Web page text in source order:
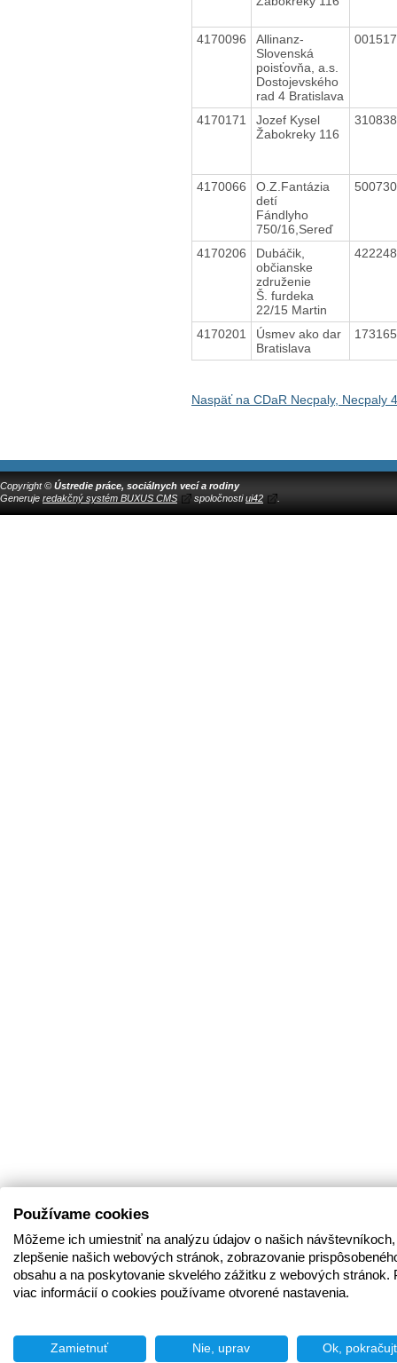
4170096
Allinanz-
Slovenská
poisťovňa, a.s.
Dostojevského
rad 4 Bratislava
4170171
Jozef Kysel
Žabokreky 116
4170066
O.Z.Fantázia
detí
Fándlyho
750/16,Sereď
4170206
Dubáčik,
občianske
združenie
Š. furdeka
22/15 Martin
4170201
Úsmev ako dar
Bratislava
Naspäť na CDaR Necpaly, Necpaly
Copyright © Ústredie práce, sociálnych vecí a rodiny
Generuje redakčný systém BUXUS CMS spoločnostiui42
Používame cookies
Môžeme ich umiestniť na analýzu údajov o našich
zlepšenie našich webových stránok, zobrazovanie
obsahu a na poskytovanie skvelého zážitku z webových stránok.
viac informácií o cookies používame otvorené nastavenia.
Zamietnuť Nie, uprav Ok,